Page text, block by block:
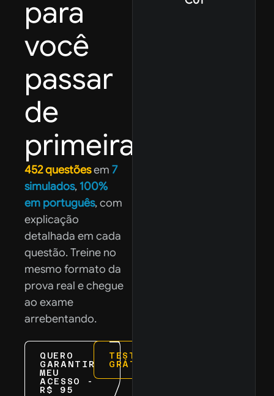
para
você
passar
de
primeira
452 questõesem 7
simulados,100%
em português, com
explicação
detalhada em cada
questão. Treine no
mesmo formato da
prova real e chegue
ao exame
arrebentando.
QUERO
GARANTIR
MEU
ACESSO -
R$ 95
TESTE
GRÁTIS